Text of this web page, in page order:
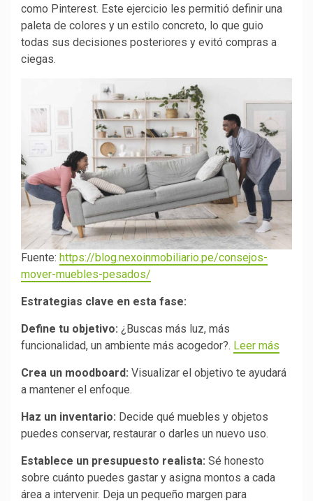
como Pinterest. Este ejercicio les permitió definir una
paleta de colores y un estilo concreto, lo que guio
todas sus decisiones posteriores y evitó compras a
ciegas.
Fuente: https://blog.nexoinmobiliario.pe/consejos-
mover-muebles-pesados/
Estrategias clave en esta fase:
Define tu objetivo: ¿Buscas más luz, más
funcionalidad, un ambiente más acogedor?. Leer más
Crea un moodboard: Visualizar el objetivo te ayudará
a mantener el enfoque.
Haz un inventario: Decide qué muebles y objetos
puedes conservar, restaurar o darles un nuevo uso.
Establece un presupuesto realista: Sé honesto
sobre cuánto puedes gastar y asigna montos a cada
área a intervenir. Deja un pequeño margen para